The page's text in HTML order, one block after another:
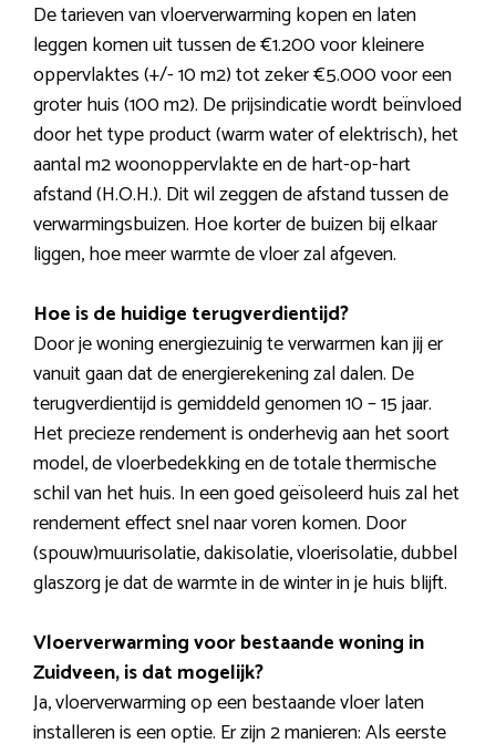
De tarieven van vloerverwarming kopen en laten
leggen komen uit tussen de €1.200 voor kleinere
oppervlaktes (+/- 10 m2) tot zeker €5.000 voor een
groter huis (100 m2). De prijsindicatie wordt beïnvloed
door het type product (warm water of elektrisch), het
aantal m2 woonoppervlakte en de hart-op-hart
afstand (H.O.H.). Dit wil zeggen de afstand tussen de
verwarmingsbuizen. Hoe korter de buizen bij elkaar
liggen, hoe meer warmte de vloer zal afgeven.
Hoe is de huidige terugverdientijd?
Door je woning energiezuinig te verwarmen kan jij er
vanuit gaan dat de energierekening zal dalen. De
terugverdientijd is gemiddeld genomen 10 – 15 jaar.
Het precieze rendement is onderhevig aan het soort
model, de vloerbedekking en de totale thermische
schil van het huis. In een goed geïsoleerd huis zal het
rendement effect snel naar voren komen. Door
(spouw)muurisolatie, dakisolatie, vloerisolatie, dubbel
glaszorg je dat de warmte in de winter in je huis blijft.
Vloerverwarming voor bestaande woning in
Zuidveen, is dat mogelijk?
Ja, vloerverwarming op een bestaande vloer laten
installeren is een optie. Er zijn 2 manieren: Als eerste